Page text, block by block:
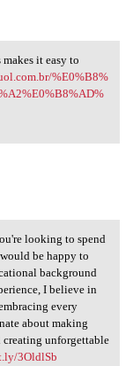
it easy to
%E0%B8%
If
looking to spend
be happy to
background
I believe in
every
about making
unforgettable
3OldlSb